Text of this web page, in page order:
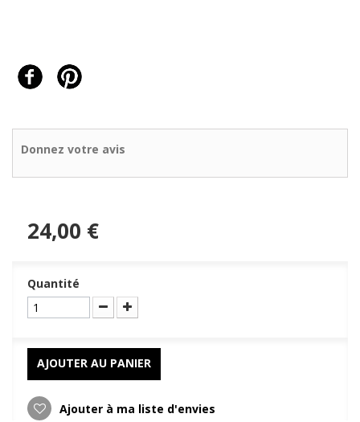
Donnez votre avis
24,00 €
Quantité
AJOUTER AU PANIER
Ajouter à ma liste d'envies